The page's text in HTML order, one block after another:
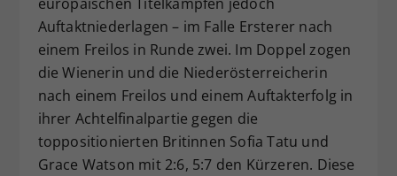
europäischen Titelkämpfen jedoch
Auftaktniederlagen – im Falle Ersterer nach
einem Freilos in Runde zwei. Im Doppel zogen
die Wienerin und die Niederösterreicherin
nach einem Freilos und einem Auftakterfolg in
ihrer Achtelfinalpartie gegen die
toppositionierten Britinnen Sofia Tatu und
Grace Watson mit 2:6, 5:7 den Kürzeren. Diese